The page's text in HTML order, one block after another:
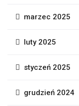
marzec 2025
luty 2025
styczeń 2025
grudzień 2024